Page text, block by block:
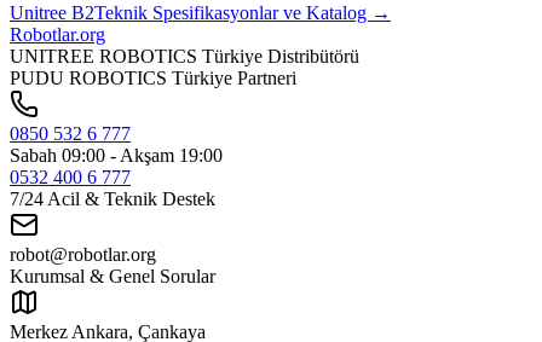
Unitree B2Teknik Spesifikasyonlar ve Katalog →
Robotlar.org
UNITREE ROBOTICS Türkiye Distribütörü
PUDU ROBOTICS Türkiye Partneri
0850 532 6 777
Sabah 09:00 - Akşam 19:00
0532 400 6 777
7/24 Acil & Teknik Destek
robot@robotlar.org
Kurumsal & Genel Sorular
Merkez Ankara, Çankaya